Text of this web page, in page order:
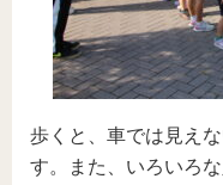
歩くと、車では見え
す。また、いろいろ